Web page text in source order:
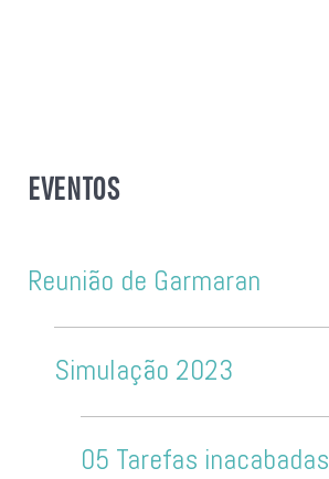
EVENTOS
Reunião de Garmaran
Simulação 2023
05 Tarefas inacabadas